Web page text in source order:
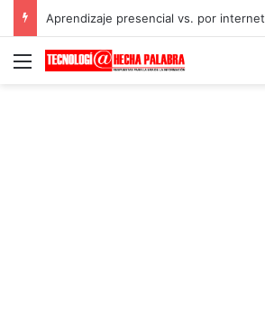
Aprendizaje presencial vs. por internet
Menú